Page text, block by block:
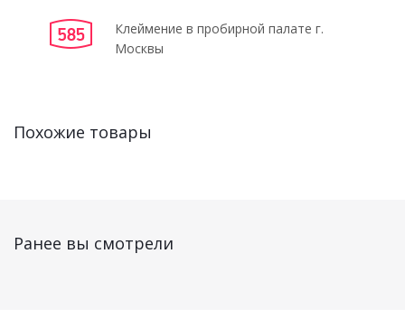
Клеймение в пробирной палате г.
Москвы
Похожие товары
Ранее вы смотрели